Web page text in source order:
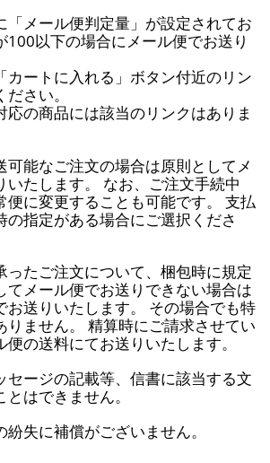
「メール便判定量」が設定されてお
100以下の場合にメール便でお送り
カートに入れる」ボタン付近のリン
さい。
の商品には該当のリンクはありま
可能なご注文の場合は原則としてメ
いたします。 なお、ご注文手続中
便に変更することも可能です。 支払
の指定がある場合にご選択くださ
ったご注文について、梱包時に規定
てメール便でお送りできない場合は
お送りいたします。 その場合でも特
りません。 精算時にご請求させてい
の送料にてお送りいたします。
セージの記載等、信書に該当する文
はできません。
失に補償がございません。